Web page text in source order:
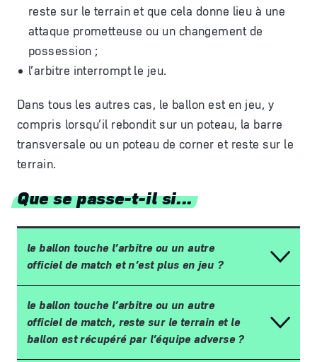
reste sur le terrain et que cela donne lieu à une
attaque prometteuse ou un changement de
possession ;
l’arbitre interrompt le jeu.
Dans tous les autres cas, le ballon est en jeu, y
compris lorsqu’il rebondit sur un poteau, la barre
transversale ou un poteau de corner et reste sur le
terrain.
Que se passe-t-il si...
le ballon touche l’arbitre ou un autre
officiel de match et n’est plus en jeu ?
le ballon touche l’arbitre ou un autre
officiel de match, reste sur le terrain et le
ballon est récupérépar l’équipe adverse ?